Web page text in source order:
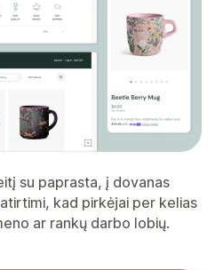
su paprasta, į dovanas
kad pirkėjai per kelias
ar rankų darbo lobių.